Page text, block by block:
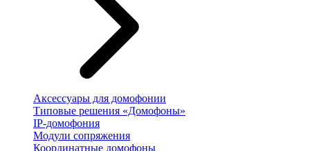
Аксессуары для домофонии
Типовые решения «Домофоны»
IP-домофония
Модули сопряжения
Координатные домофоны